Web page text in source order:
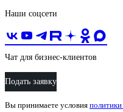
Наши соцсети
Чат для бизнес-клиентов
Подать заявку
Вы принимаете условия